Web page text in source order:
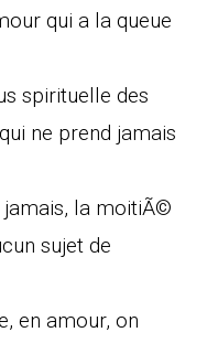
qui a la queue
spirituelle des
ne prend jamais
la moitiÃ©
sujet de
en amour, on